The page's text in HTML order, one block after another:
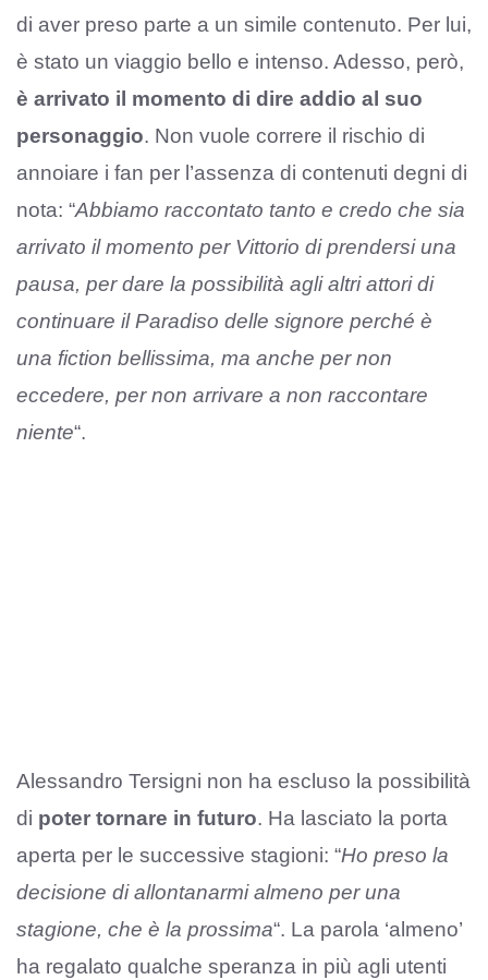
di aver preso parte a un simile contenuto. Per lui,
è stato un viaggio bello e intenso. Adesso, però,
è arrivato il momento di dire addio al suo
personaggio. Non vuole correre il rischio di
annoiare i fan per l’assenza di contenuti degni di
nota: “Abbiamo raccontato tanto e credo che sia
arrivato il momento per Vittorio di prendersi una
pausa, per dare la possibilità agli altri attori di
continuare il Paradiso delle signore perché è
una fiction bellissima, ma anche per non
eccedere, per non arrivare a non raccontare
niente“.
Alessandro Tersigni non ha escluso la possibilità
di poter tornare in futuro. Ha lasciato la porta
aperta per le successive stagioni: “Ho preso la
decisione di allontanarmi almeno per una
stagione, che è la prossima“. La parola ‘almeno’
ha regalato qualche speranza in più agli utenti